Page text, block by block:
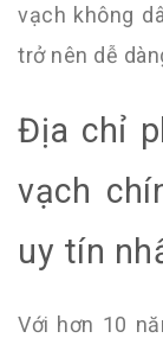
vạch không
trở nên dễ
Địa chỉ
vạch
uy tín
Với hơn 10